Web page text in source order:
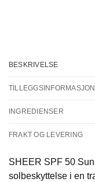
BESKRIVELSE
TILLEGGSINFORMASJON
INGREDIENSER
FRAKT OG LEVERING
SHEER SPF 50
solbeskyttelse i en